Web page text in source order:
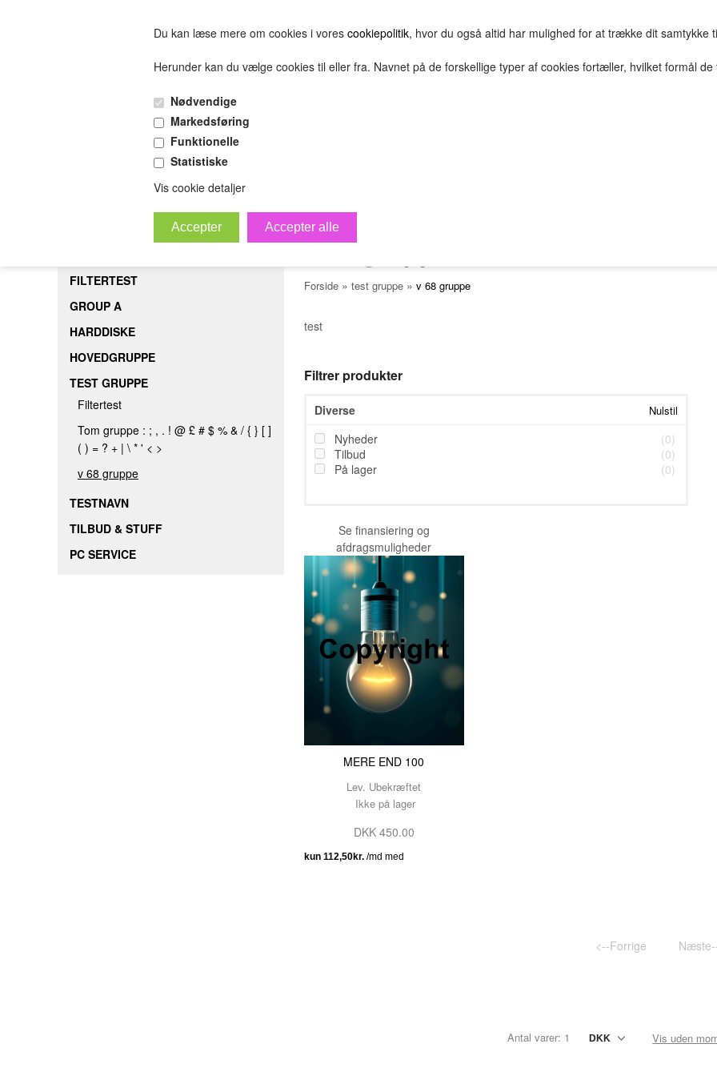
Du kan læse mere om cookies i vores cookiepolitik, hvor du også altid har mulighed for at trække dit samtykke
Herunder kan du vælge cookies til eller fra. Navnet på de forskellige typer af cookies fortæller, hvilket formål de
Nødvendige
Markedsføring
Funktionelle
Statistiske
Vis cookie detaljer
FILTERTEST GROUP A HARDDISKE HOVEDGRUPPE
TEST GRUPPE
TESTNAVN
FILTERTEST
GROUP A
HARDDISKE
HOVEDGRUPPE
TEST GRUPPE
Filtertest
Tom gruppe : ; , . ! @ £ # $ % & / { } [ ]
( ) = ? + | \ * ' < >
v 68 gruppe
TESTNAVN
TILBUD & STUFF
PC SERVICE
v 68 gruppe
Forside» test gruppe» v 68 gruppe
test
Filtrer produkter
Diverse Nulstil
Nyheder
(0)
Tilbud
(0)
På lager
(0)
Se finansiering og
afdragsmuligheder
MERE END 100
Lev. Ubekræftet
Ikke på lager
DKK 450.00
<--Forrige
Antal varer: 1 Vis uden